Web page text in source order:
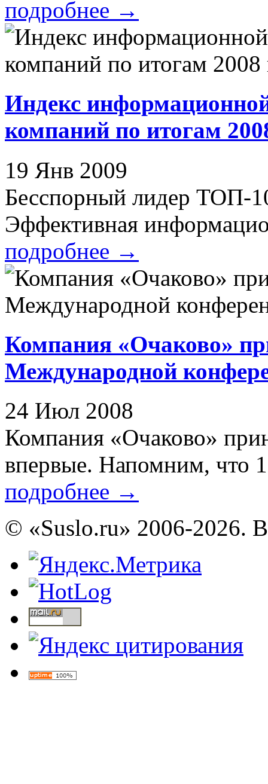
подробнее →
Индекс
компаний по итогам
19 Янв 2009
Бесспорный лидер ТОП-
Эффективная
подробнее →
Компания «Очаково»
Международной
24 Июл 2008
Компания «Очаково»
впервые. Напомним, что
подробнее →
© «Suslo.ru» 2006-2026.